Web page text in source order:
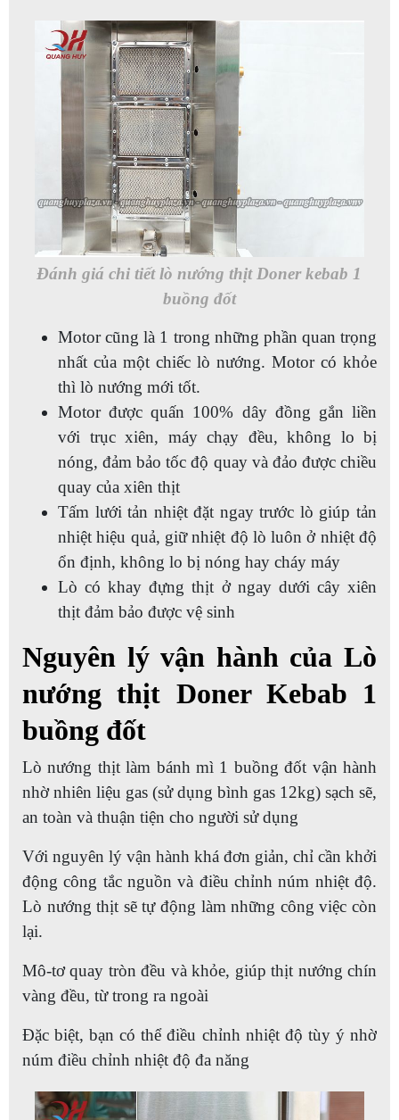
Đánh giá chi tiết lò nướng thịt Doner kebab 1
buồng đốt
Motor cũng là 1 trong những phần quan trọng
nhất của một chiếc lò nướng. Motor có khỏe
thì lò nướng mới tốt.
Motor được quấn 100% dây đồng gắn liền
với trục xiên, máy chạy đều, không lo bị
nóng, đảm bảo tốc độ quay và đảo được chiều
quay của xiên thịt
Tấm lưới tản nhiệt đặt ngay trước lò giúp tản
nhiệt hiệu quả, giữ nhiệt độ lò luôn ở nhiệt độ
ổn định, không lo bị nóng hay cháy máy
Lò có khay đựng thịt ở ngay dưới cây xiên
thịt đảm bảo được vệ sinh
Nguyên lý vận hành của Lò
nướng thịt Doner Kebab 1
buồng đốt
Lò nướng thịt làm bánh mì 1 buồng đốt vận hành
nhờ nhiên liệu gas (sử dụng bình gas 12kg) sạch sẽ,
an toàn và thuận tiện cho người sử dụng
Với nguyên lý vận hành khá đơn giản, chỉ cần khởi
động công tắc nguồn và điều chỉnh núm nhiệt độ.
Lò nướng thịt sẽ tự động làm những công việc còn
lại.
Mô-tơ quay tròn đều và khỏe, giúp thịt nướng chín
vàng đều, từ trong ra ngoài
Đặc biệt, bạn có thể điều chỉnh nhiệt độ tùy ý nhờ
núm điều chỉnh nhiệt độ đa năng